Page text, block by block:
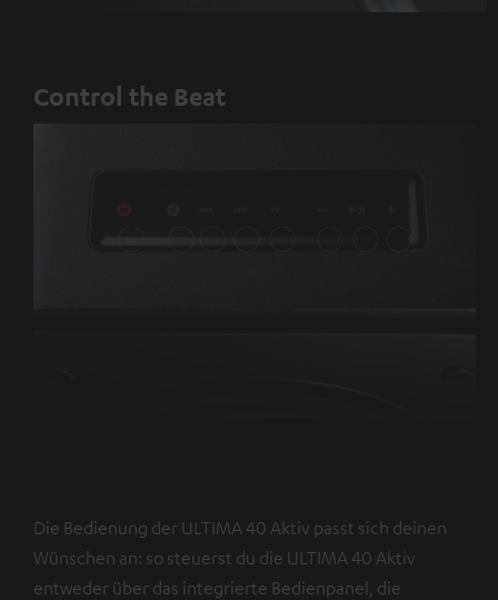
Control the Beat
EIN/AUS
Die Bedienung der ULTIMA 40 Aktiv passt sich deinen
Wünschen an: so steuerst du die ULTIMA 40 Aktiv
entweder über das integrierte Bedienpanel, die